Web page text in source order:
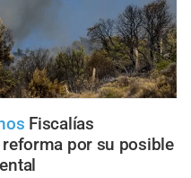
Fiscalías
por su posible